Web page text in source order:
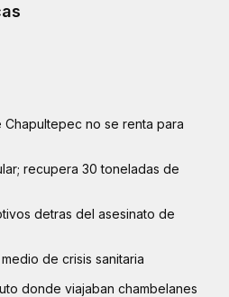
Chapultepec no se renta para
recupera 30 toneladas de
detras del asesinato de
de crisis sanitaria
donde viajaban chambelanes